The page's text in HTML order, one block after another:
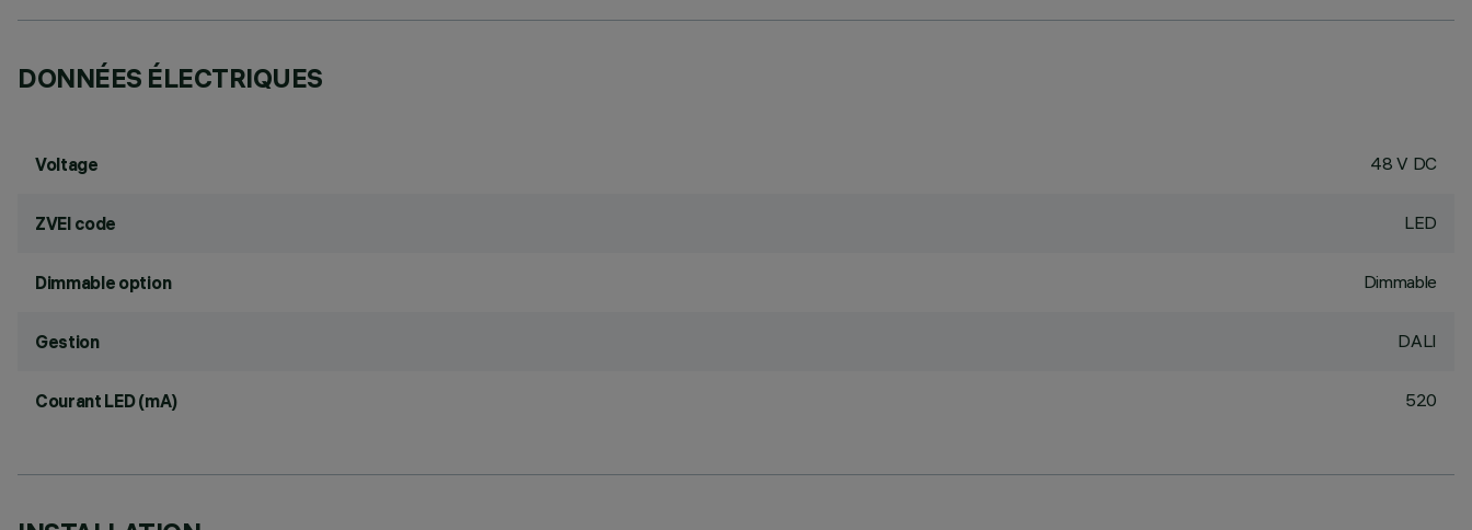
DONNÉES ÉLECTRIQUES
Voltage 48 V DC
ZVEI code LED
Dimmable option Dimmable
Gestion DALI
Courant LED (mA) 520